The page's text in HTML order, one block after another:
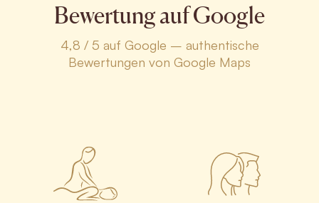
Bewertung auf Google
4,8 / 5 auf Google – authentische
Bewertungen von Google Maps